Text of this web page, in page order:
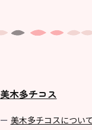
美木多チコス
美⽊多チコスについて